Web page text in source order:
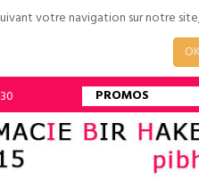
votre navigation sur notre
OK
PROMOS